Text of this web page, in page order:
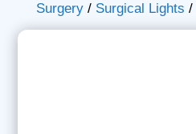
Surgery/ Surgical Lights /